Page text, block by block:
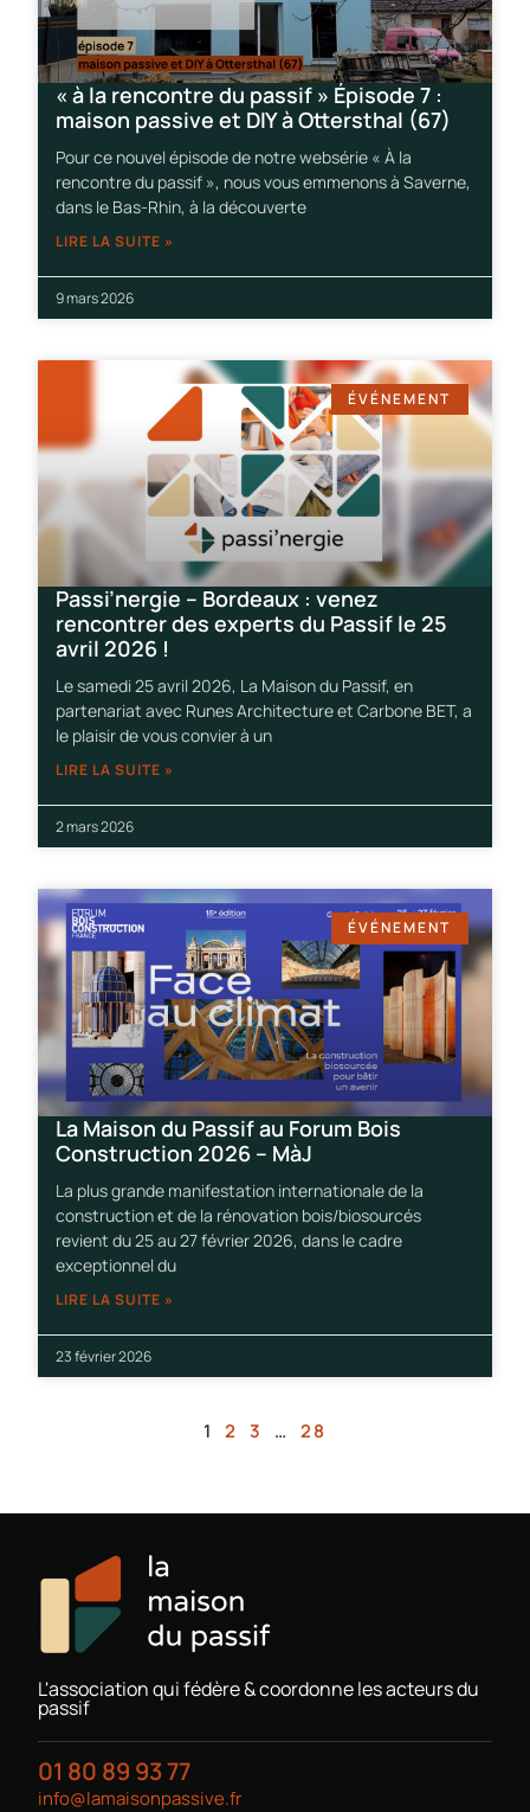
« à la rencontre du passif » Épisode 7 :
maison passive et DIY à Ottersthal (67)
Pour ce nouvel épisode de notre websérie « À la
rencontre du passif », nous vous emmenons à Saverne,
dans le Bas-Rhin, à la découverte
LIRE LA SUITE »
9 mars 2026
ÉVÉNEMENT
Passi’nergie – Bordeaux : venez
rencontrer des experts du Passif le 25
avril 2026 !
Le samedi 25 avril 2026, La Maison du Passif, en
partenariat avec Runes Architecture et Carbone BET, a
le plaisir de vous convier à un
LIRE LA SUITE »
2 mars 2026
ÉVÉNEMENT
La Maison du Passif au Forum Bois
Construction 2026 – MàJ
La plus grande manifestation internationale de la
construction et de la rénovation bois/biosourcés
revient du 25 au 27 février 2026, dans le cadre
exceptionnel du
LIRE LA SUITE »
23 février 2026
1 2 3 … 28
L'association qui fédère & coordonne les acteurs du
passif
01 80 89 93 77
info@lamaisonpassive.fr